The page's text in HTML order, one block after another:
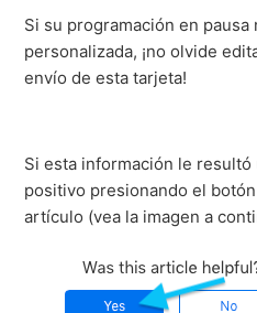
Si su programación en
personalizada, ¡no olvide
envío de esta tarjeta!
Si esta información le
positivo presionando el
artículo (vea la imagen a